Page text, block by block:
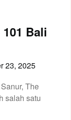
Bali
23, 2025
The
salah satu